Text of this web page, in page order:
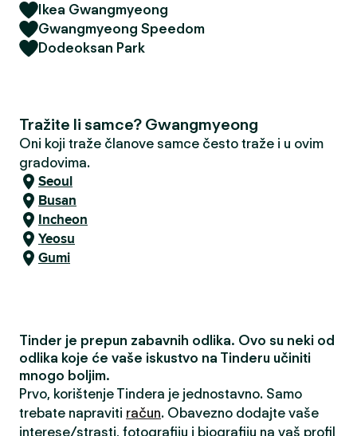
Ikea Gwangmyeong
Gwangmyeong Speedom
Dodeoksan Park
Tražite li samce? Gwangmyeong
Oni koji traže članove samce često traže i u ovim
gradovima.
Seoul
Busan
Incheon
Yeosu
Gumi
Tinder je prepun zabavnih odlika. Ovo su neki od
odlika koje će vaše iskustvo na Tinderu učiniti
mnogo boljim.
Prvo, korištenje Tindera je jednostavno. Samo
trebate napraviti račun. Obavezno dodajte vaše
interese/strasti, fotografiju i biografiju na vaš profil